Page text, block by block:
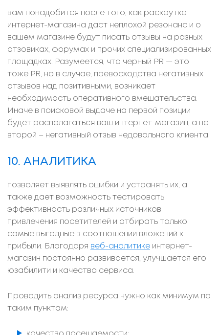
вам понадобится после того, как раскрутка
интернет-магазина даст неплохой резонанс и о
вашем магазине будут писать отзывы на разных
отзовиках, форумах и прочих специализированных
площадках. Разумеется, что черный PR — это
тоже PR, но в случае, превосходства негативных
отзывов над позитивными, возникает
необходимость оперативного вмешательства.
Иначе в поисковой выдаче на первой позиции
будет располагаться ваш интернет-магазин, а на
второй – негативный отзыв недовольного клиента.
10. АНАЛИТИКА
позволяет выявлять ошибки и устранять их, а
также дает возможность тестировать
эффективность различных источников
привлечения посетителей и отбирать только
самые выгодные в соотношении вложений к
прибыли. Благодаря веб-аналитике интернет-
магазин постоянно развивается, улучшается его
юзабилити и качество сервиса.
Проводить анализ ресурса нужно как минимум по
таким пунктам:
качество посещаемости;